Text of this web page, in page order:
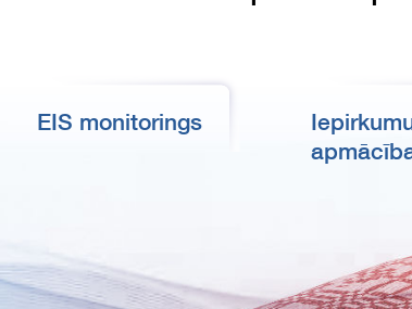
EIS monitorings